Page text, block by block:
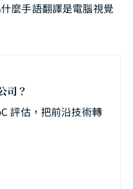
麼手語翻譯是電腦視覺
司？
評估，把前沿技術轉